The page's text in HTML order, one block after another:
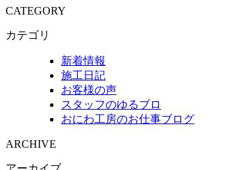
CATEGORY
カテゴリ
新着情報
施工日記
お客様の声
スタッフのゆるブロ
おにわ工房のお仕事ブログ
ARCHIVE